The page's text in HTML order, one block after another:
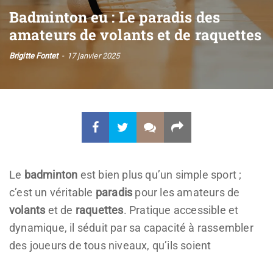
Badminton eu : Le paradis des
amateurs de volants et de raquettes
Brigitte Fontet 17 janvier 2025
Le badminton est bien plus qu’un simple sport ;
c’est un véritable paradis pour les amateurs de
volants et de raquettes. Pratique accessible et
dynamique, il séduit par sa capacité à rassembler
des joueurs de tous niveaux, qu’ils soient